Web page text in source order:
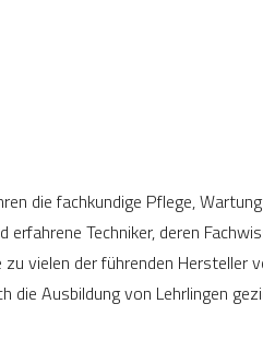
die fachkundige Pflege,
Techniker, deren
vielen der führenden Hersteller
Ausbildung von Lehrlingen